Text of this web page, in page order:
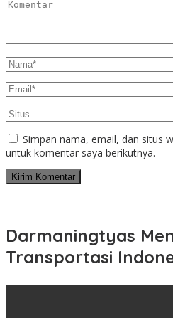
Simpan nama, email, dan situs
untuk komentar saya berikutnya.
Darmaningtyas
Transportasi